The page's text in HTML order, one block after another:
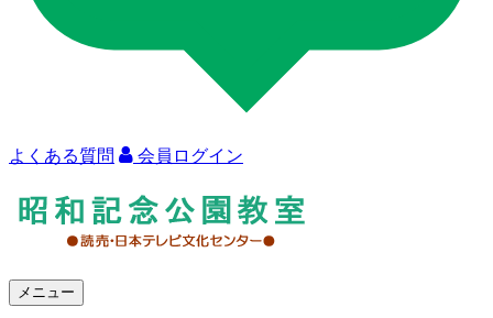
よくある質問 会員ログイン
メニュー